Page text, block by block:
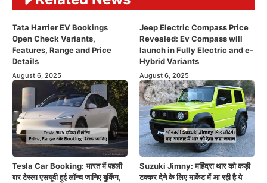
Tata Harrier EV Bookings
Open Check Variants,
Features, Range and Price
Details
August 6, 2025
Jeep Electric Compass Price
Revealed: Ev Compass will
launch in Fully Electric and e-
Hybrid Variants
August 6, 2025
Tesla Car Booking: भारत में पहली
बार टेस्ला एसयूवी हुई लॉन्च जानिए बुकिंग,
Suzuki Jimny: महिंद्रा थार को कड़ी
टक्कर देने के लिए मार्केट में आ रही है ये